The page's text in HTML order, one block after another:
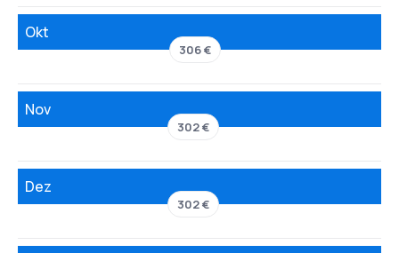
Okt
306 €
Nov
302 €
Dez
302 €